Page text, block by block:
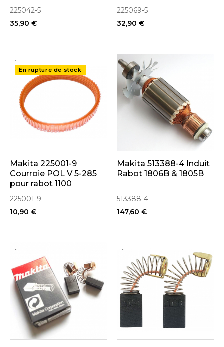
225042-5
35,90 €
225069-5
32,90 €
..
En rupture de stock
Makita 225001-9
Courroie POL V 5-285
pour rabot 1100
225001-9
10,90 €
..
Makita 513388-4 Induit
Rabot 1806B & 1805B
513388-4
147,60 €
.. ..